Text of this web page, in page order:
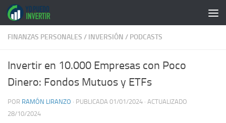
Saltar al contenido
FINANZAS PERSONALES / INVERSIÓN / PODCASTS
Invertir en 10.000 Empresas con Poco
Dinero: Fondos Mutuos y ETFs
POR RAMÓN LIRANZO · PUBLICADA 01/01/2024 · ACTUALIZADO
28/10/2024